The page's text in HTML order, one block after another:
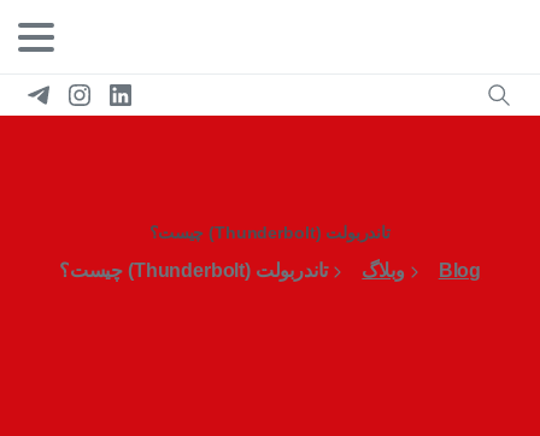
تاندربولت (Thunderbolt) چیست؟
Blog وبلاگ تاندربولت (Thunderbolt) چیست؟